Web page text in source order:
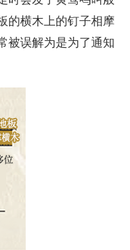
的横木上的钉子相摩
被误解为是为了通知